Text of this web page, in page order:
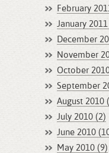
February
January
December
November
October
September
August 2010
July 2010 (2)
June 2010
May 2010 (9)